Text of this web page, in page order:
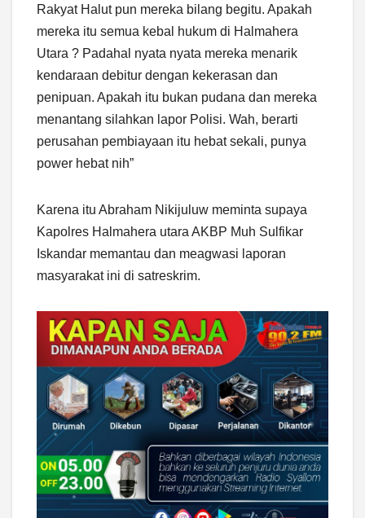
Rakyat Halut pun mereka bilang begitu. Apakah
mereka itu semua kebal hukum di Halmahera
Utara ? Padahal nyata nyata mereka menarik
kendaraan debitur dengan kekerasan dan
penipuan. Apakah itu bukan pudana dan mereka
menantang silahkan lapor Polisi. Wah, berarti
perusahan pembiayaan itu hebat sekali, punya
power hebat nih”
Karena itu Abraham Nikijuluw meminta supaya
Kapolres Halmahera utara AKBP Muh Sulfikar
Iskandar memantau dan meagwasi laporan
masyarakat ini di satreskrim.